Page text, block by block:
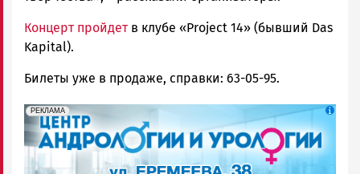
Концерт пройдет в клубе «Project 14» (бывший Das
Kapital).
Билеты уже в продаже, справки: 63-05-95.
erid: 2SDnjek5YUa
РЕКЛАМА
Реклама